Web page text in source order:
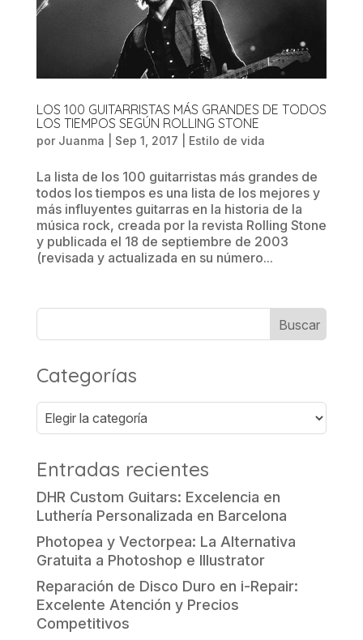
LOS 100 GUITARRISTAS MÁS GRANDES DE TODOS
LOS TIEMPOS SEGÚN ROLLING STONE
por Juanma Sep 1, 2017 Estilo de vida
La lista de los 100 guitarristas más grandes de
todos los tiempos es una lista de los mejores y
más influyentes guitarras en la historia de la
música rock, creada por la revista Rolling Stone
y publicada el 18 de septiembre de 2003
(revisada y actualizada en su número...
Categorías
Categorías
Entradas recientes
DHR Custom Guitars: Excelencia en
Luthería Personalizada en Barcelona
Photopea y Vectorpea: La Alternativa
Gratuita a Photoshop e Illustrator
Reparación de Disco Duro en i-Repair:
Excelente Atención y Precios
Competitivos